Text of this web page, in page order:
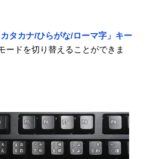
カタカナ/ひらがな/ローマ字」キー
ードを切り替えることができま